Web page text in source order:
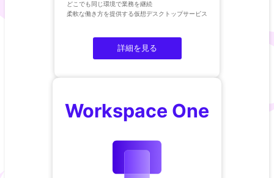
どこでも同じ環境で業務を継続​
柔軟な働き方を提供する仮想デスクトップサービス
詳細を見る
Workspace One